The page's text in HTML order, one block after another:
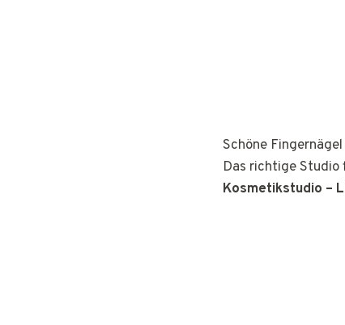
Schöne
Das richtige Studio
Kosmetikstudio –